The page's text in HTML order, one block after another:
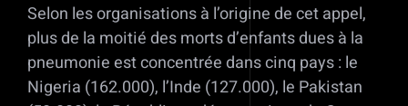
Selon les organisations à l’origine de cet appel,
plus de la moitié des morts d’enfants dues à la
pneumonie est concentrée dans cinq pays : le
Nigeria (162.000), l’Inde (127.000), le Pakistan